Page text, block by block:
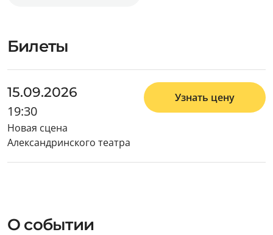
Билеты
15.09.2026
19:30
Новая сцена
Александринского театра
Узнать цену
О событии